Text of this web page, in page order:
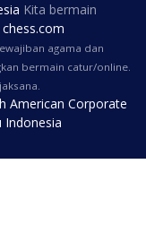
Kita bermain
chess.com
agama dan
bermain catur/online.
American Corporate
Indonesia